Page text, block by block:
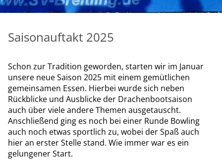
Saisonauftakt 2025
Schon zur Tradition geworden, starten wir im Januar
unsere neue Saison 2025 mit einem gemütlichen
gemeinsamen Essen. Hierbei wurde sich neben
Rückblicke und Ausblicke der Drachenbootsaison
auch über viele andere Themen ausgetauscht.
Anschließend ging es noch bei einer Runde Bowling
auch noch etwas sportlich zu, wobei der Spaß auch
hier an erster Stelle stand. Wie immer war es ein
gelungener Start.